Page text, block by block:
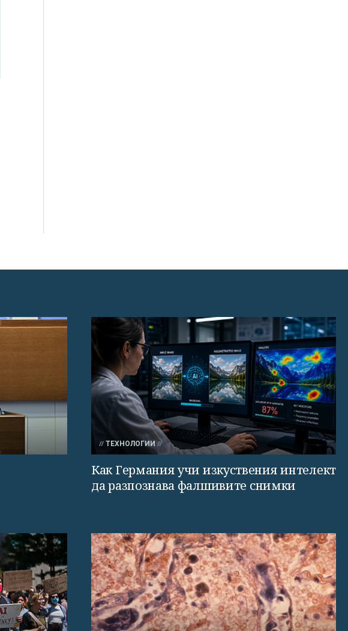
ТЕХНОЛОГИИ
Как Германия учи изкуствения интелект
да разпознава фалшивите снимки